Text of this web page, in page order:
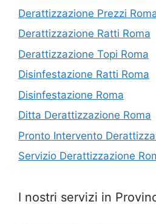
Derattizzazione Prezzi
Derattizzazione Ratti Roma
Derattizzazione Topi Roma
Disinfestazione Ratti Roma
Disinfestazione Roma
Ditta Derattizzazione Roma
Pronto Intervento
Servizio Derattizzazione
I nostri servizi in